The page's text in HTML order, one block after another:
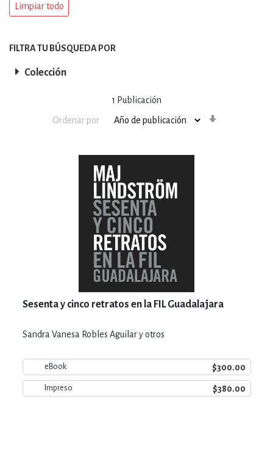
1 Publicación
Ordenar por
Sesenta y cinco retratos en la FIL Guadalajara
Sandra Vanesa Robles Aguilar y otros
eBook $300.00
Impreso $380.00
Limpiar todo
FILTRA TU BÚSQUEDA POR
Colección